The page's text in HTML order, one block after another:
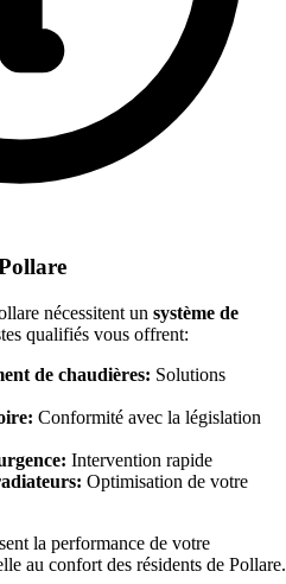
nécessitent un système de
qualifiés vous offrent:
de chaudières: Solutions
Conformité avec la législation
Intervention rapide
Optimisation de votre
la performance de votre
au confort des résidents de Pollare.